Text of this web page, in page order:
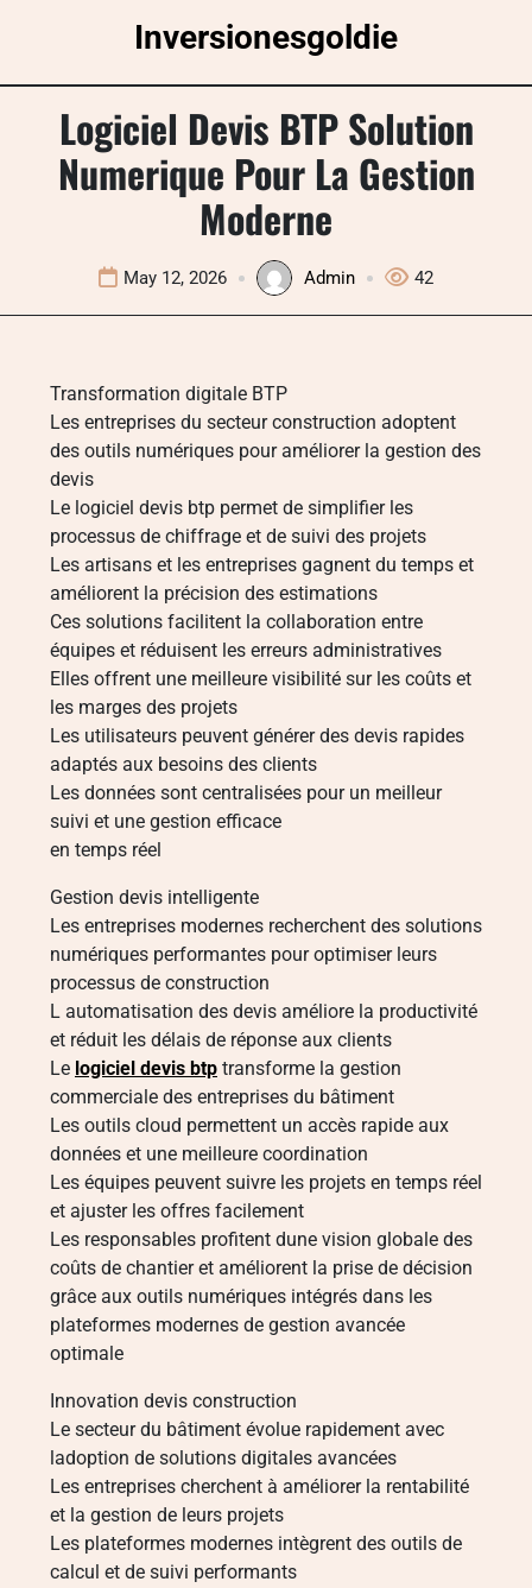
Inversionesgoldie
Logiciel Devis BTP Solution
Numerique Pour La Gestion
Moderne
May 12, 2026 Admin 42
Transformation digitale BTP
Les entreprises du secteur construction adoptent
des outils numériques pour améliorer la gestion des
devis
Le logiciel devis btp permet de simplifier les
processus de chiffrage et de suivi des projets
Les artisans et les entreprises gagnent du temps et
améliorent la précision des estimations
Ces solutions facilitent la collaboration entre
équipes et réduisent les erreurs administratives
Elles offrent une meilleure visibilité sur les coûts et
les marges des projets
Les utilisateurs peuvent générer des devis rapides
adaptés aux besoins des clients
Les données sont centralisées pour un meilleur
suivi et une gestion efficace
en temps réel
Gestion devis intelligente
Les entreprises modernes recherchent des solutions
numériques performantes pour optimiser leurs
processus de construction
L automatisation des devis améliore la productivité
et réduit les délais de réponse aux clients
Le logiciel devis btp transforme la gestion
commerciale des entreprises du bâtiment
Les outils cloud permettent un accès rapide aux
données et une meilleure coordination
Les équipes peuvent suivre les projets en temps réel
et ajuster les offres facilement
Les responsables profitent dune vision globale des
coûts de chantier et améliorent la prise de décision
grâce aux outils numériques intégrés dans les
plateformes modernes de gestion avancée
optimale
Innovation devis construction
Le secteur du bâtiment évolue rapidement avec
ladoption de solutions digitales avancées
Les entreprises cherchent à améliorer la rentabilité
et la gestion de leurs projets
Les plateformes modernes intègrent des outils de
calcul et de suivi performants